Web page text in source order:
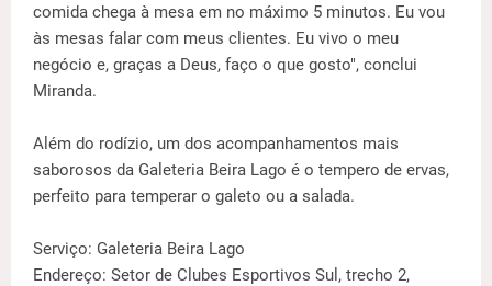
comida chega à mesa em no máximo 5 minutos. Eu vou
às mesas falar com meus clientes. Eu vivo o meu
negócio e, graças a Deus, faço o que gosto", conclui
Miranda.
Além do rodízio, um dos acompanhamentos mais
saborosos da Galeteria Beira Lago é o tempero de ervas,
perfeito para temperar o galeto ou a salada.
Serviço: Galeteria Beira Lago
Endereço: Setor de Clubes Esportivos Sul, trecho 2,